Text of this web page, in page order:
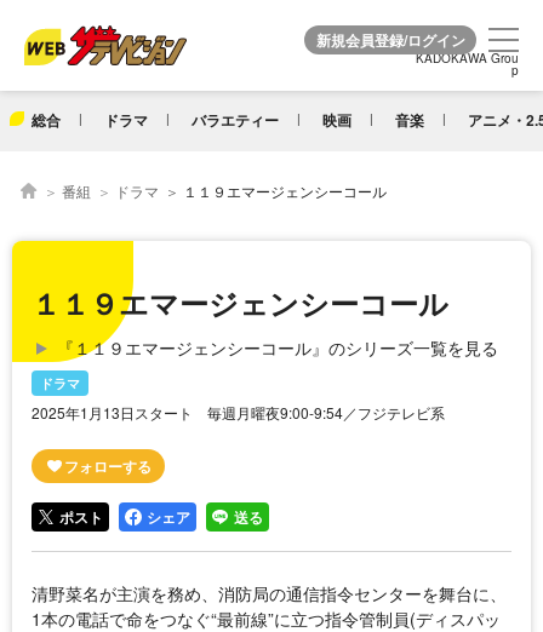
KADOKAWA Grou
p
総合 ドラマ バラエティー 映画 音楽 アニメ・
KADOKAWA Grou
p
番組 ドラマ １１９エマージェンシーコール
１１９エマージェンシーコール
『１１９エマージェンシーコール』のシリーズ一覧を見る
ドラマ
2025年1月13日スタート 毎週月曜夜9:00-9:54／フジテレビ系
ポスト シェア 送る
清野菜名が主演を務め、消防局の通信指令センターを舞台に、
1本の電話で命をつなぐ“最前線”に立つ指令管制員(ディスパッ